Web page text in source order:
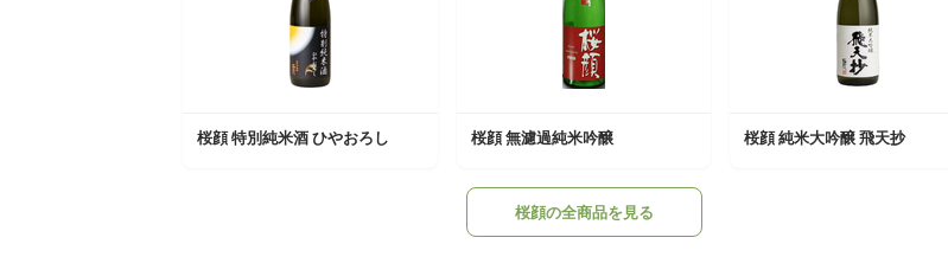
桜顔 特別純米酒 ひやおろし 桜顔 無濾過純米吟醸 桜顔 純米大吟醸 飛天抄
桜顔の全商品を見る